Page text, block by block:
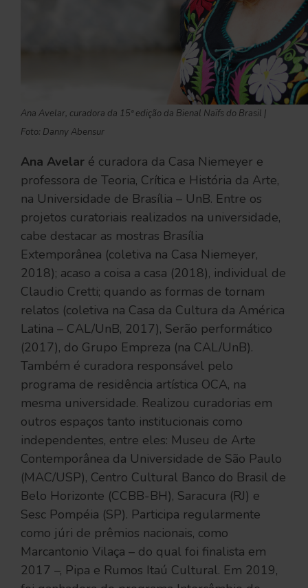
Ana Avelar, curadora da 15ª edição da Bienal Naïfs do Brasil |
Foto: Danny Abensur
Ana Avelar é curadora da Casa Niemeyer e
professora de Teoria, Crítica e História da Arte,
na Universidade de Brasília – UnB. Entre os
projetos curatoriais realizados na universidade,
cabe destacar as mostras Brasília
Extemporânea (coletiva na Casa Niemeyer,
2018); acaso a coisa a casa (2018), individual de
Claudio Cretti; quando as formas de tornam
relatos (coletiva na Casa da Cultura da América
Latina – CAL/UnB, 2017), Serão performático
(2017), do Grupo Empreza (na CAL/UnB).
Também é curadora responsável pelo
programa de residência artística OCA, na
mesma universidade. Realizou curadorias em
outros espaços tanto institucionais como
independentes, entre eles: Museu de Arte
Contemporânea da Universidade de São Paulo
(MAC/USP), Centro Cultural Banco do Brasil de
Belo Horizonte (CCBB-BH), Saracura (RJ) e
Sesc Pompéia (SP). Participa regularmente
como júri de prêmios nacionais, como
Marcantonio Vilaça – do qual foi finalista em
2017 –, Pipa e Rumos Itaú Cultural. Em 2019,